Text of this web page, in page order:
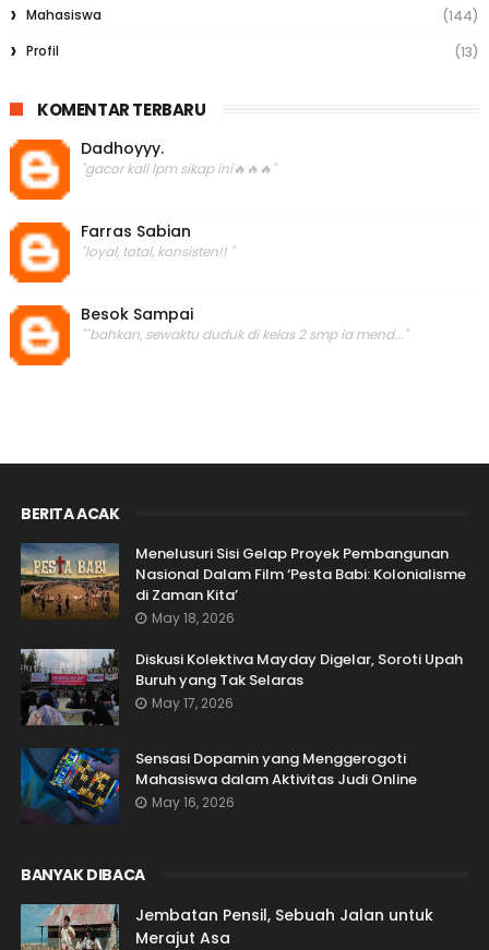
Mahasiswa
(144)
Profil
(13)
KOMENTAR TERBARU
Dadhoyyy.
"gacor kali lpm sikap ini🔥🔥🔥"
Farras Sabian
"loyal, total, konsisten!! "
Besok Sampai
""bahkan, sewaktu duduk di kelas 2 smp ia mend..."
BERITA ACAK
Menelusuri Sisi Gelap Proyek Pembangunan
Nasional Dalam Film ‘Pesta Babi: Kolonialisme
di Zaman Kita’
May 18, 2026
Diskusi Kolektiva Mayday Digelar, Soroti Upah
Buruh yang Tak Selaras
May 17, 2026
Sensasi Dopamin yang Menggerogoti
Mahasiswa dalam Aktivitas Judi Online
May 16, 2026
BANYAK DIBACA
Jembatan Pensil, Sebuah Jalan untuk
Merajut Asa